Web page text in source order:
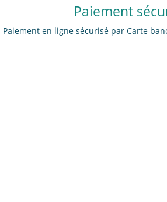
Paiement
Paiement en ligne sécurisé par Carte